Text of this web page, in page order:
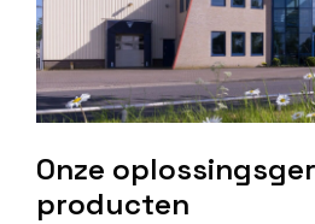
Onze
producten